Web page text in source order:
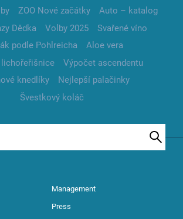
ZOO Nové začátky
Auto – katalog
Dědka
Volby 2025
Svařené víno
podle Pohlreicha
Aloe vera
Výpočet ascendentu
knedlíky
Nejlepší palačinky
Švestkový koláč
Management
Press